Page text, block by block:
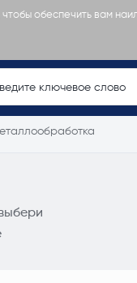
обеспечить вам